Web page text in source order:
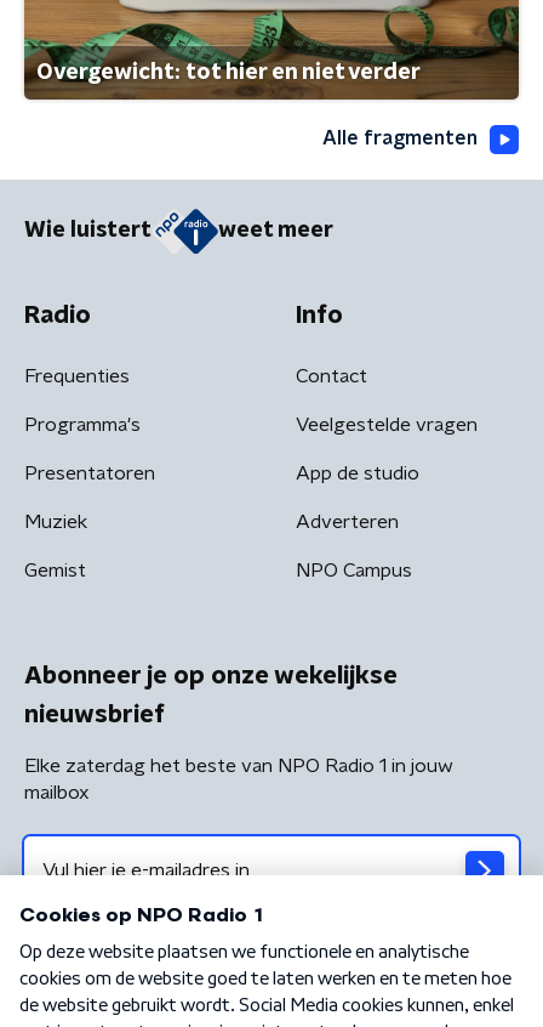
Overgewicht: tot hier en niet verder
Alle fragmenten
Wie luistert weet meer
Radio
Frequenties
Programma's
Presentatoren
Muziek
Gemist
Info
Contact
Veelgestelde vragen
App de studio
Adverteren
NPO Campus
Abonneer je op onze wekelijkse
nieuwsbrief
Elke zaterdag het beste van NPO Radio 1 in jouw
mailbox
Algemene voorwaarden